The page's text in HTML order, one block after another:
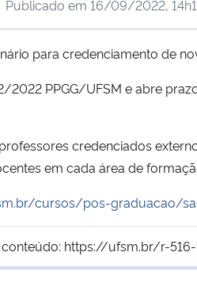
Publicado em 16/09/2022,
para credenciamento de
PPGG/UFSM e abre
credenciados
em cada área de
cursos/pos-graduacao/
https://ufsm.br/r-